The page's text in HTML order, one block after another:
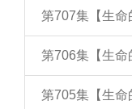
第707集【生命
第706集【生命
第705集【生命